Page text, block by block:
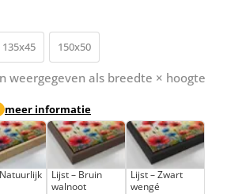
135x45 150x50
weergegeven als breedte × hoogte
meer informatie
Lijst – Bruin
walnoot
Lijst – Zwart
wengé